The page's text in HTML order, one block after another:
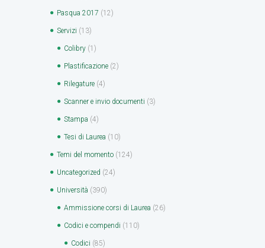
Pasqua 2017 (12)
Servizi (13)
Colibry (1)
Plastificazione (2)
Rilegature (4)
Scanner e invio documenti (3)
Stampa (4)
Tesi di Laurea (10)
Temi del momento (124)
Uncategorized (24)
Università (390)
Ammissione corsi di Laurea (26)
Codici e compendi (110)
Codici (85)